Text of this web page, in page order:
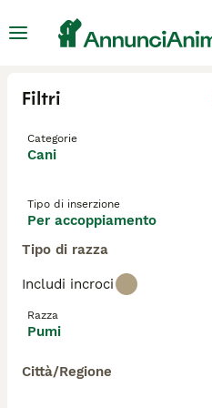
Filtri
Categorie
Cani
Tipo di inserzione
Per accoppiamento
Tipo di razza
Includi incroci
Razza
Pumi
Città/Regione